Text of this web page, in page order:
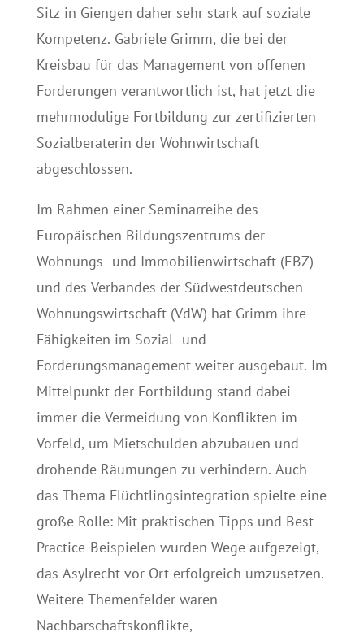
Sitz in Giengen daher sehr stark auf soziale
Kompetenz. Gabriele Grimm, die bei der
Kreisbau für das Management von offenen
Forderungen verantwortlich ist, hat jetzt die
mehrmodulige Fortbildung zur zertifizierten
Sozialberaterin der Wohnwirtschaft
abgeschlossen.
Im Rahmen einer Seminarreihe des
Europäischen Bildungszentrums der
Wohnungs- und Immobilienwirtschaft (EBZ)
und des Verbandes der Südwestdeutschen
Wohnungswirtschaft (VdW) hat Grimm ihre
Fähigkeiten im Sozial- und
Forderungsmanagement weiter ausgebaut. Im
Mittelpunkt der Fortbildung stand dabei
immer die Vermeidung von Konflikten im
Vorfeld, um Mietschulden abzubauen und
drohende Räumungen zu verhindern. Auch
das Thema Flüchtlingsintegration spielte eine
große Rolle: Mit praktischen Tipps und Best-
Practice-Beispielen wurden Wege aufgezeigt,
das Asylrecht vor Ort erfolgreich umzusetzen.
Weitere Themenfelder waren
Nachbarschaftskonflikte,